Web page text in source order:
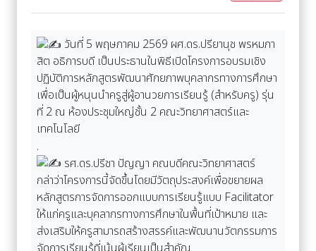
วันที่ 5 พฤษภาคม 2569 ผศ.ดร.ปรียานุช พรหมภา
สิต อธิการบดี เป็นประธานในพิธีเปิดโครงการอบรมเชิง
ปฏิบัติการหลักสูตรพัฒนาศักยภาพบุคลากรทางการศึกษา
เพื่อเป็นผู้หนุนนำครูสู่ผู้อานวยการเรียนรู้ (สำหรับครู) รุ่น
ที่ 2 ณ ห้องประชุมใหญ่ชั้น 2 คณะวิทยาศาสตร์และ
เทคโนโลยี
.
รศ.ดร.ปรีชา ปัญญา คณบดีคณะวิทยาศาสตร์
กล่าว่าโครงการนี้จัดขึ้นโดยมีวัตถุประสงค์เพื่อขยายผล
หลักสูตรการจัดการออกแบบการเรียนรู้แบบ Facilitator
ให้แก่ครูและบุคลากรทางการศึกษาในพื้นที่เป้าหมาย และ
ส่งเสริมให้ครูสามารถสร้างสรรค์และพัฒนานวัตกรรมการ